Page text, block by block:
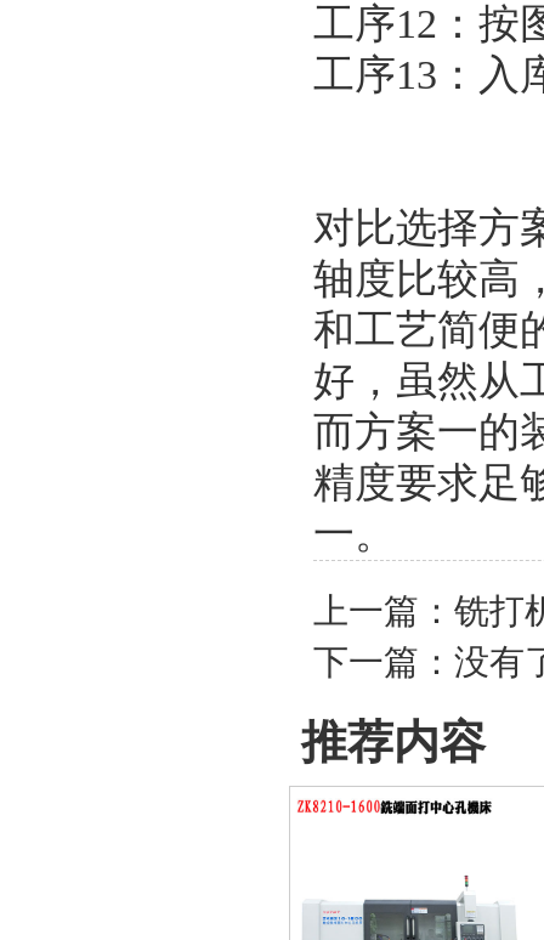
工序12：按
工序13：
对比选择方
轴度比较高
和工艺简便
好，虽然从
而方案一的
精度要求足
一。
上一篇： 铣打
下一篇：没有
推荐内容